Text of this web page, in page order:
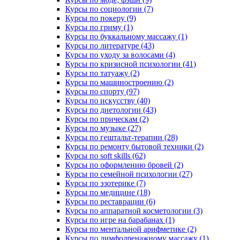
Курсы по социологии (7)
Курсы по покеру (9)
Курсы по гриму (1)
Курсы по буккальному массажу (1)
Курсы по литературе (43)
Курсы по уходу за волосами (4)
Курсы по кризисной психологии (41)
Курсы по татуажу (2)
Курсы по машиностроению (2)
Курсы по спорту (97)
Курсы по искусству (40)
Курсы по диетологии (43)
Курсы по прическам (2)
Курсы по музыке (27)
Курсы по гештальт-терапии (28)
Курсы по ремонту бытовой техники (2)
Курсы по soft skills (62)
Курсы по оформлению бровей (2)
Курсы по семейной психологии (27)
Курсы по эзотерике (7)
Курсы по медицине (18)
Курсы по реставрации (6)
Курсы по аппаратной косметологии (3)
Курсы по игре на барабанах (1)
Курсы по ментальной арифметике (2)